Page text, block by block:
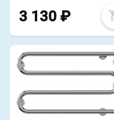
3 130 ₽